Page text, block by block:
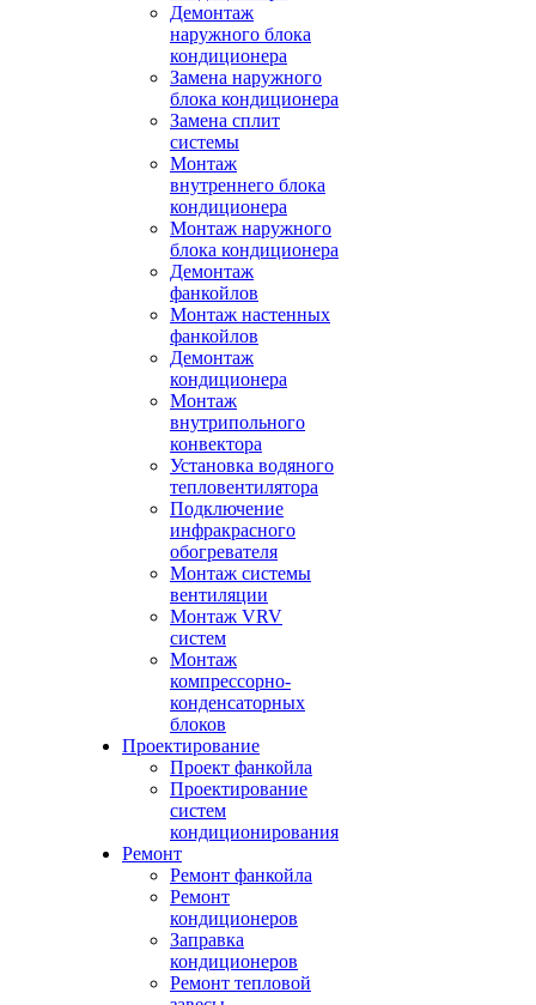
Демонтаж
наружного блока
кондиционера
Замена наружного
блока кондиционера
Замена сплит
системы
Монтаж
внутреннего блока
кондиционера
Монтаж наружного
блока кондиционера
Демонтаж
фанкойлов
Монтаж настенных
фанкойлов
Демонтаж
кондиционера
Монтаж
внутрипольного
конвектора
Установка водяного
тепловентилятора
Подключение
инфракрасного
обогревателя
Монтаж системы
вентиляции
Монтаж VRV
систем
Монтаж
компрессорно-
конденсаторных
блоков
Проектирование
Проект фанкойла
Проектирование
систем
кондиционирования
Ремонт
Ремонт фанкойла
Ремонт
кондиционеров
Заправка
кондиционеров
Ремонт тепловой